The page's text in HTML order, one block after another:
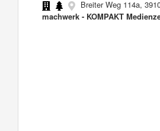
Breiter Weg 114a,
machwerk - KOMPAKT